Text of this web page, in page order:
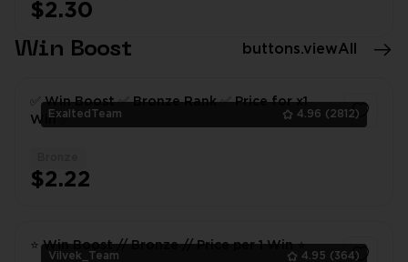
$2.30
Win Boost buttons.viewAll
ExaltedTeam 4.96 (2812)
✅ Win Boost ✅ Bronze Rank ✅ Price for x1
Win ✅
$2.22
Vilvek_Team 4.95 (364)
⭐ Win Boost // Bronze // Price per 1 Win ⭐